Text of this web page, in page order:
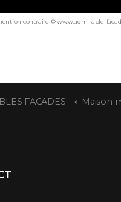
contraire © www.admirable-
FACADES Maison